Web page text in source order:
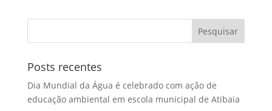
Posts recentes
Dia Mundial da Água é celebrado com ação de
educação ambiental em escola municipal de Atibaia